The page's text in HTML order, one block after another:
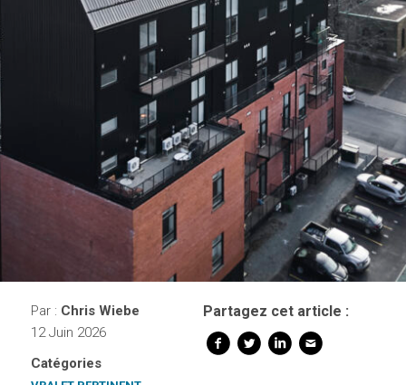
Partagez cet article :
Par : Chris Wiebe
12 Juin 2026
Catégories